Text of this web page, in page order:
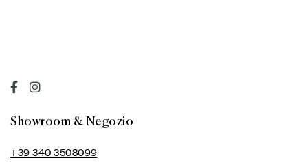
Showroom & Negozio
+39 340 3508099